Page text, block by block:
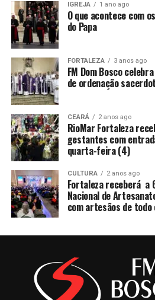
IGREJA 1 ano ago
O que acontece com
do Papa
FORTALEZA 3 anos ago
FM Dom Bosco
de ordenação
CEARÁ 2 anos ago
RioMar Fortaleza
gestantes com
quarta-feira (4)
CULTURA 2 anos ago
Fortaleza receberá a
Nacional de
com artesãos de todo